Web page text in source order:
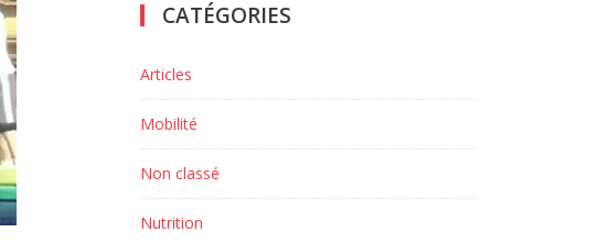
CATÉGORIES
Articles
Mobilité
Non classé
Nutrition